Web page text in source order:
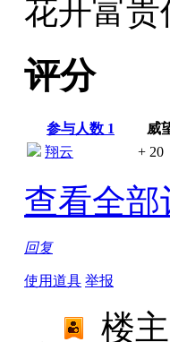
花开富贵
评分
参与人数 1 威
翔云
+ 20
查看全部
回复
使用道具 举报
楼主